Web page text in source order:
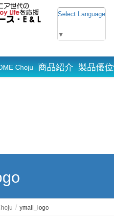
Select Language
▼
Choju 商品紹介 製品優
ymall_logo